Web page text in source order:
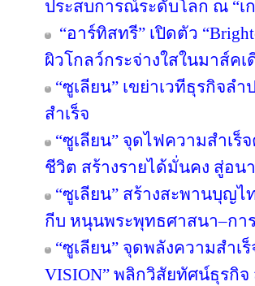
ประสบการณ์ระดับโลก ณ “เ
“อาร์ทิสทรี” เปิดตัว
ผิวโกลว์กระจ่างใสในมาส์คเ
“ซูเลียน” เขย่าเวทีธุรกิจ
สำเร็จ
“ซูเลียน” จุดไฟความสำเ
ชีวิต สร้างรายได้มั่นคง สู่อน
“ซูเลียน” สร้างสะพานบุญไ
กีบ หนุนพระพุทธศาสนา–กา
“ซูเลียน” จุดพลังความสำเ
VISION” พลิกวิสัยทัศน์ธุรกิ